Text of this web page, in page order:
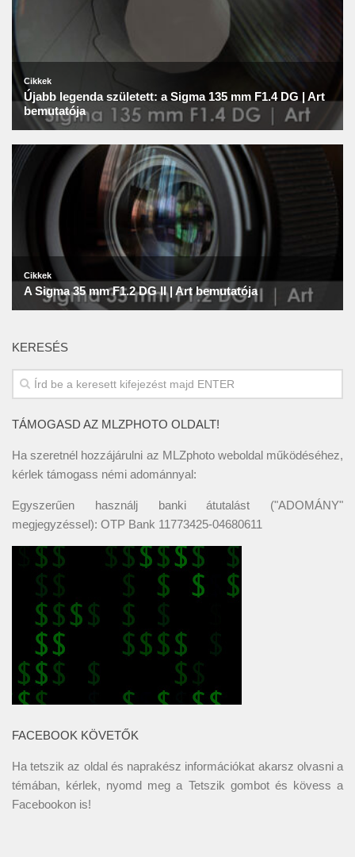
KERESÉS
TÁMOGASD AZ MLZPHOTO OLDALT!
Ha szeretnél hozzájárulni az MLZphoto weboldal működéséhez,
kérlek támogass némi adománnyal:
Egyszerűen használj banki átutalást ("ADOMÁNY"
megjegyzéssel): OTP Bank 11773425-04680611
FACEBOOK KÖVETŐK
Ha tetszik az oldal és naprakész információkat akarsz olvasni a
témában, kérlek, nyomd meg a Tetszik gombot és kövess a
Facebookon is!